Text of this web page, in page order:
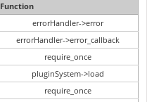
Function
errorHandler->error
errorHandler->error_callback
require_once
pluginSystem->load
require_once